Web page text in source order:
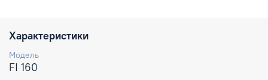
Характеристики
Модель
FI 160